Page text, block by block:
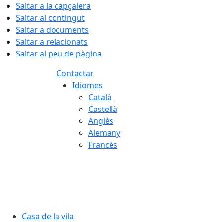
Saltar a la capçalera
Saltar al contingut
Saltar a documents
Saltar a relacionats
Saltar al peu de pàgina
Contactar
Idiomes
Català
Castellà
Anglès
Alemany
Francès
Casa de la vila